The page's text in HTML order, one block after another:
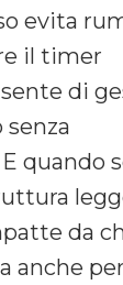
evita
il timer
di
quando
da
anche